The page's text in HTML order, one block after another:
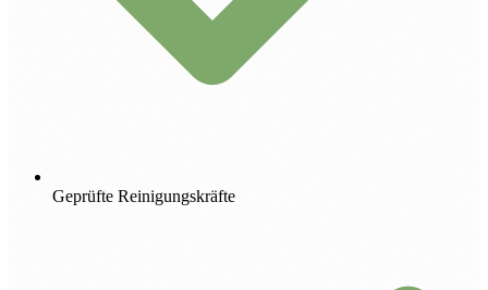
Geprüfte Reinigungskräfte